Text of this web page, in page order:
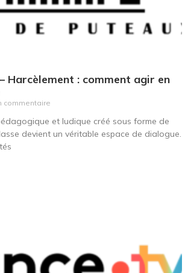
– Harcèlement : comment agir en
commentaire
et ludique créé sous forme de
devient un véritable espace de dialogue.